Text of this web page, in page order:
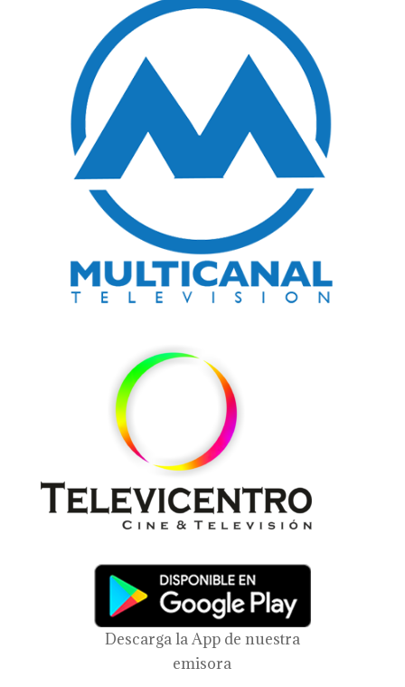
Descarga la App de nuestra
emisora